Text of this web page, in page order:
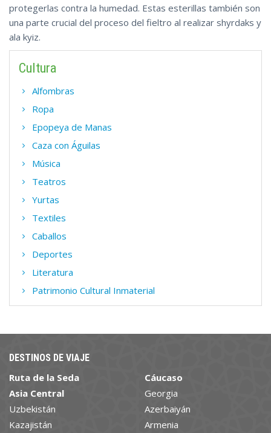
protegerlas contra la humedad. Estas esterillas también son
una parte crucial del proceso del fieltro al realizar shyrdaks y
ala kyiz.
Cultura
Alfombras
Ropa
Epopeya de Manas
Caza con Águilas
Música
Teatros
Yurtas
Textiles
Caballos
Deportes
Literatura
Patrimonio Cultural Inmaterial
DESTINOS DE VIAJE
Ruta de la Seda
Asia Central
Uzbekistán
Kazajistán
Cáucaso
Georgia
Azerbaiyán
Armenia